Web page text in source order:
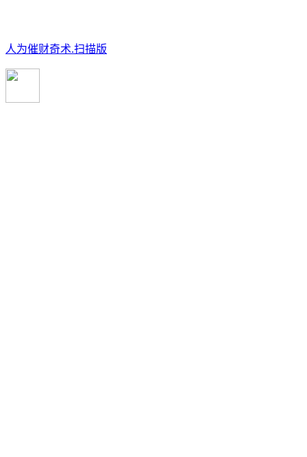
人为催财奇术.扫描版